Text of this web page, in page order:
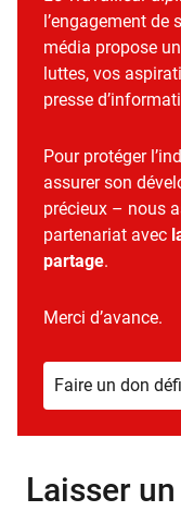
l’engagement de
média propose
luttes, vos
presse
Pour protéger
assurer son
précieux – nous
partenariat avec
partage.
Merci d’avance.
Faire un don
Laisser